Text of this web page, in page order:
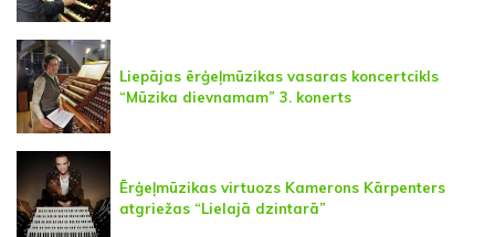
Liepājas ērģeļmūzikas vasaras koncertcikls
“Mūzika dievnamam” 3. konerts
Ērģeļmūzikas virtuozs Kamerons Kārpenters
atgriežas “Lielajā dzintarā”